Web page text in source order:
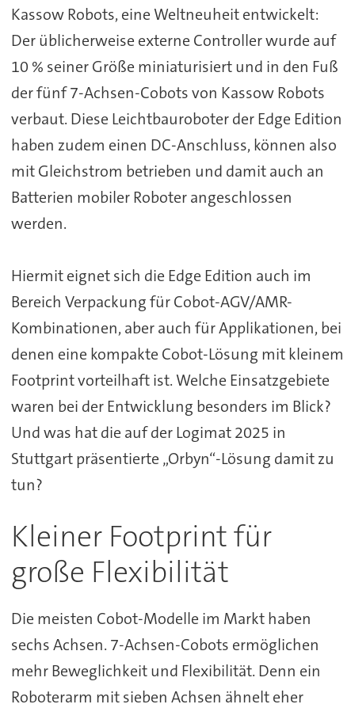
Kassow Robots, eine Weltneuheit entwickelt:
Der üblicherweise externe Controller wurde auf
10 % seiner Größe miniaturisiert und in den Fuß
der fünf 7-Achsen-Cobots von Kassow Robots
verbaut. Diese Leichtbauroboter der Edge Edition
haben zudem einen DC-Anschluss, können also
mit Gleichstrom betrieben und damit auch an
Batterien mobiler Roboter angeschlossen
werden.
Hiermit eignet sich die Edge Edition auch im
Bereich Verpackung für Cobot-AGV/AMR-
Kombinationen, aber auch für Applikationen, bei
denen eine kompakte Cobot-Lösung mit kleinem
Footprint vorteilhaft ist. Welche Einsatzgebiete
waren bei der Entwicklung besonders im Blick?
Und was hat die auf der Logimat 2025 in
Stuttgart präsentierte „Orbyn“-Lösung damit zu
tun?
Kleiner Footprint für
große Flexibilität
Die meisten Cobot-Modelle im Markt haben
sechs Achsen. 7-Achsen-Cobots ermöglichen
mehr Beweglichkeit und Flexibilität. Denn ein
Roboterarm mit sieben Achsen ähnelt eher